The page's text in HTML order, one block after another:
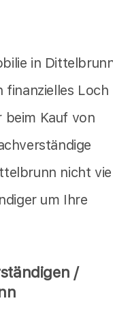
in
finanzielles Loch
beim Kauf von
nicht
um Ihre
/